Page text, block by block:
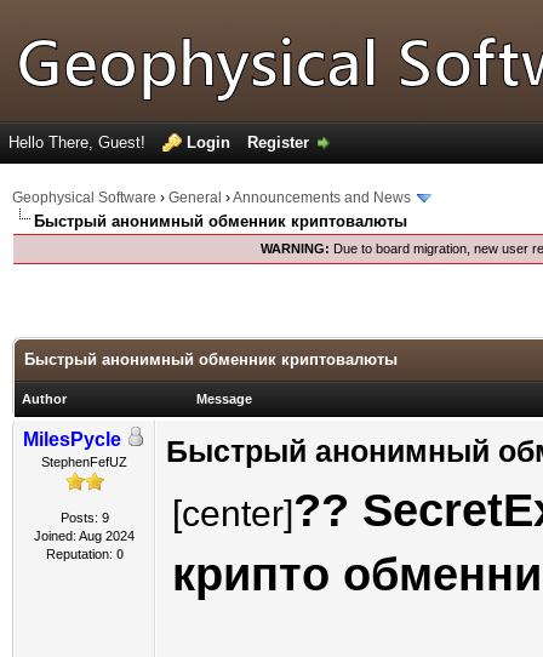
Hello There, Guest! Login Register
Geophysical Software › General ›Announcements and News
Быстрый анонимный обменник криптовалюты
WARNING: Due to board migration, new user
Быстрый анонимный обменник криптовалюты
Author Message
MilesPycle
StephenFefUZ
Posts: 9
Joined: Aug 2024
Reputation: 0
Быстрый анонимный
[center]??
крипто